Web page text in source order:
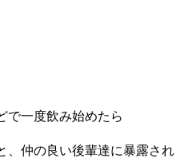
で一度飲み始めたら
、仲の良い後輩達に暴露され